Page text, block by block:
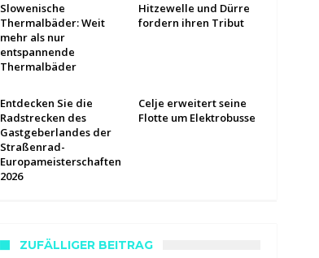
Slowenische
Thermalbäder: Weit
mehr als nur
entspannende
Thermalbäder
Hitzewelle und Dürre
fordern ihren Tribut
Entdecken Sie die
Radstrecken des
Gastgeberlandes der
Straßenrad-
Europameisterschaften
2026
Celje erweitert seine
Flotte um Elektrobusse
ZUFÄLLIGER BEITRAG